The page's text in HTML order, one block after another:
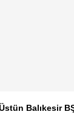
Balıkesir